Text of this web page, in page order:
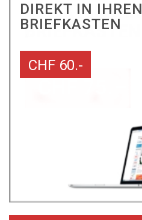
DIREKT IN IHREN
BRIEFKASTEN
CHF 60.-